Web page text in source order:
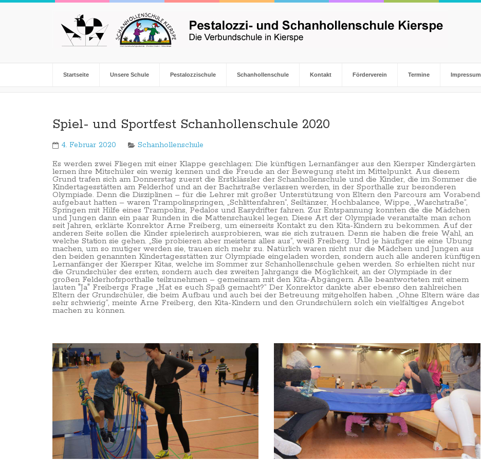
Startseite Unsere Schule Pestalozzischule Schanhollenschule Kontakt Förderverein Termine Impressum
Spiel- und Sportfest Schanhollenschule 2020
4. Februar 2020 Schanhollenschule
Es werden zwei Fliegen mit einer Klappe geschlagen: Die künftigen Lernanfänger aus den Kiersper Kindergärten
lernen ihre Mitschüler ein wenig kennen und die Freude an der Bewegung steht im Mittelpunkt. Aus diesem
Grund trafen sich am Donnerstag zuerst die Erstklässler der Schanhollenschule und die Kinder, die im Sommer die
Kindertagesstätten am Felderhof und an der Bachstraße verlassen werden, in der Sporthalle zur besonderen
Olympiade. Denn die Disziplinen – für die Lehrer mit großer Unterstützung von Eltern den Parcours am Vorabend
aufgebaut hatten – waren Trampolinspringen, „Schlittenfahren“, Seiltänzer, Hochbalance, Wippe, „Waschstraße“,
Springen mit Hilfe eines Trampolins, Pedalos und Easydrifter fahren. Zur Entspannung konnten die die Mädchen
und Jungen dann ein paar Runden in die Mattenschaukel legen. Diese Art der Olympiade veranstalte man schon
seit Jahren, erklärte Konrektor Arne Freiberg, um einerseits Kontakt zu den Kita-Kindern zu bekommen. Auf der
anderen Seite sollen die Kinder spielerisch ausprobieren, was sie sich zutrauen. Denn sie haben die freie Wahl, an
welche Station sie gehen. „Sie probieren aber meistens alles aus“, weiß Freiberg. Und je häufiger sie eine Übung
machen, um so mutiger werden sie, trauen sich mehr zu. Natürlich waren nicht nur die Mädchen und Jungen aus
den beiden genannten Kindertagesstätten zur Olympiade eingeladen worden, sondern auch alle anderen künftigen
Lernanfänger der Kiersper Kitas, welche im Sommer zur Schanhollenschule gehen werden. So erhielten nicht nur
die Grundschüler des ersten, sondern auch des zweiten Jahrgangs die Möglichkeit, an der Olympiade in der
großen Felderhofsporthalle teilzunehmen – gemeinsam mit den Kita-Abgängern. Alle beantworteten mit einem
lauten "Ja" Freibergs Frage „Hat es euch Spaß gemacht?“ Der Konrektor dankte aber ebenso den zahlreichen
Eltern der Grundschüler, die beim Aufbau und auch bei der Betreuung mitgeholfen haben. „Ohne Eltern wäre das
sehr schwierig“, meinte Arne Freiberg, den Kita-Kindern und den Grundschülern solch ein vielfältiges Angebot
machen zu können.